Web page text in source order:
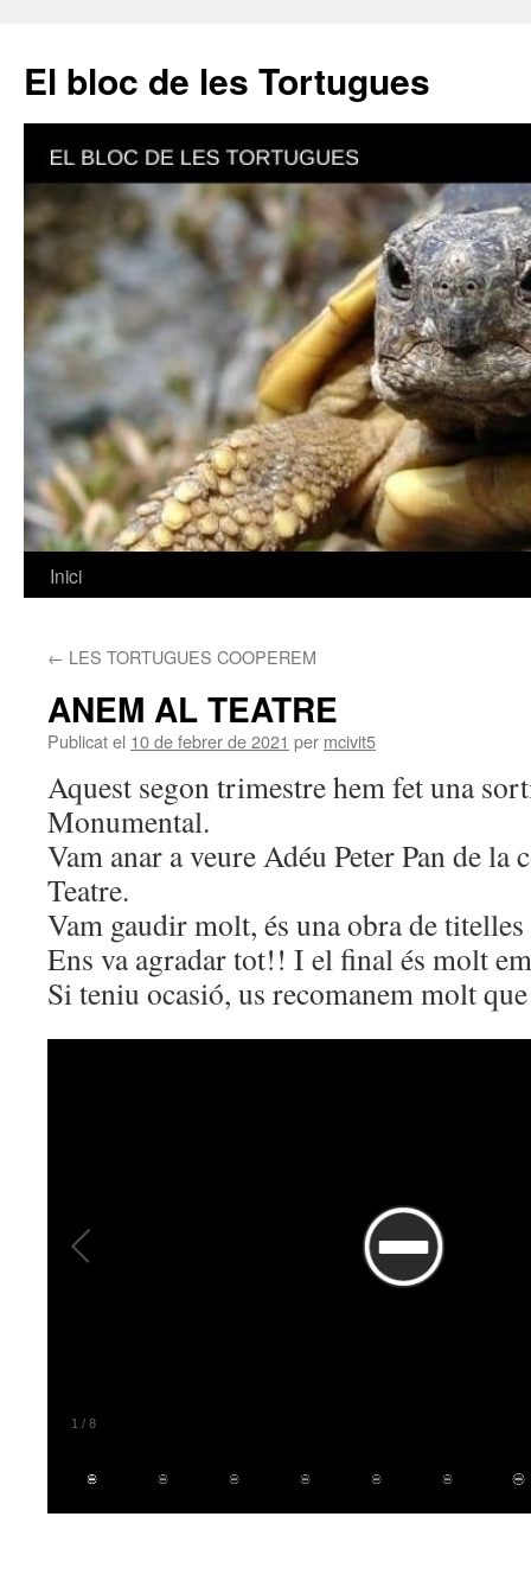
El bloc de les Tortugues
Vés
contingut
Inici
← LES TORTUGUES COOPEREM
ANEM AL TEATRE
Publicat el 10 de febrer de 2021 per mcivit5
Aquest segon trimestre hem fet una
Monumental.
Vam anar a veure Adéu Peter Pan de la
Teatre.
Vam gaudir molt, és una obra de
Ens va agradar tot!! I el final és molt
Si teniu ocasió, us recomanem molt
1 / 8